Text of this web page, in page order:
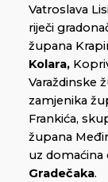
Vatroslava
riječi
župana
Kolara,
Varaždinske
zamjenika
Frankića,
župana
uz domaćina
Gradečaka.